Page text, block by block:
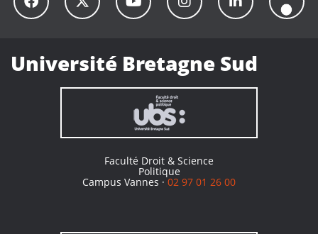
Université Bretagne Sud
Faculté Droit & Science
Politique
Campus Vannes ·02 97 01 26 00